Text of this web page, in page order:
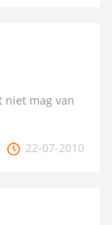
niet mag van
22-07-2010